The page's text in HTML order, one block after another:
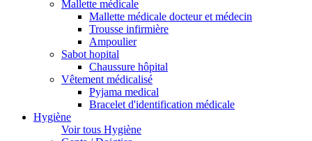
Mallette médicale
Mallette médicale docteur et médecin
Trousse infirmière
Ampoulier
Sabot hopital
Chaussure hôpital
Vêtement médicalisé
Pyjama medical
Bracelet d'identification médicale
Hygiène
Voir tous Hygiène